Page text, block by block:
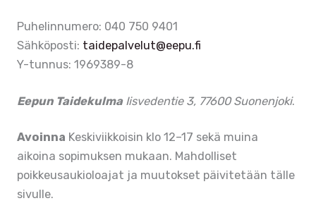
Puhelinnumero: 040 750 9401
Sähköposti: taidepalvelut@eepu.fi
Y-tunnus: 1969389-8
Eepun Taidekulma Iisvedentie 3, 77600 Suonenjoki.
Avoinna Keskiviikkoisin klo 12–17 sekä muina
aikoina sopimuksen mukaan. Mahdolliset
poikkeusaukioloajat ja muutokset päivitetään tälle
sivulle.